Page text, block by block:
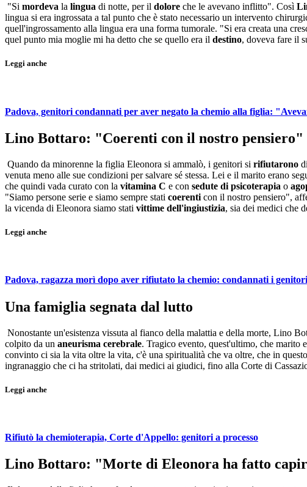
"Si mordeva la lingua di notte, per il dolore che le avevano inflitto". Così
lingua si era ingrossata a tal punto che è stato necessario un intervento
quell'ingrossamento alla lingua era una forma tumorale. "Si era creata una
quel punto mia moglie mi ha detto che se quello era il destino, doveva fare il
Leggi anche
Padova, genitori condannati per aver negato la chemio alla figlia:
Lino Bottaro: "Coerenti con il nostro pensiero"
Quando da minorenne la figlia Eleonora si ammalò, i genitori si rifiutarono di
venuta meno alle sue condizioni per salvare sé stessa. Lei e il marito erano
che quindi vada curato con la vitamina C e con sedute di psicoterapia o
"Siamo persone serie e siamo sempre stati coerenti con il nostro pensiero",
la vicenda di Eleonora siamo stati vittime dell'ingiustizia, sia dei medici che
Leggi anche
Padova, ragazza morì dopo aver rifiutato la chemio: condannati i
Una famiglia segnata dal lutto
Nonostante un'esistenza vissuta al fianco della malattia e della morte, Lino
colpito da un aneurisma cerebrale. Tragico evento, quest'ultimo, che marito
convinto ci sia la vita oltre la vita, c'è una spiritualità che va oltre, che in
ingranaggio che ci ha stritolati, dai medici ai giudici, fino alla Corte di
Leggi anche
Rifiutò la chemioterapia, Corte d'Appello: genitori a processo
Lino Bottaro: "Morte di Eleonora ha fatto